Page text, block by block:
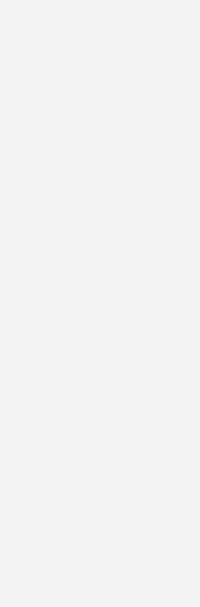
von Wärmepumpen
Im Rahmen der
simuliert und
und der
positives
die Abregelung
Energien zu
Spitzenlast.
muss mit
werden.
desto stärker
in Gebäuden
der Bedarf an